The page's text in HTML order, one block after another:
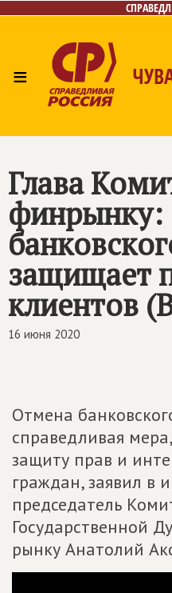
≡
Глава
финрынку:
защищает
клиентов
16 июня 2020
Отмена
справедливая
защиту прав и
граждан, заявил в
председатель
Государственной
рынку Анатолий